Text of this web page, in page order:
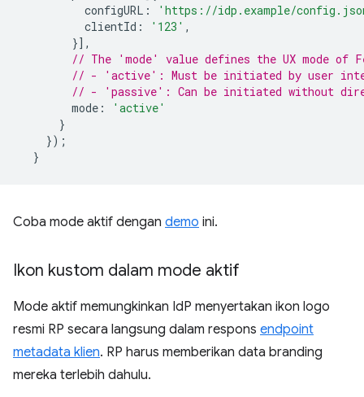
configURL :
'https://idp.example/
clientId : '123' ,
}],
// The 'mode' value defines the UX mode of
// - 'active': Must be initiated by user
// - 'passive': Can be initiated without
mode :
'active'
}
});
}
Coba mode aktif dengan demo ini.
Ikon kustom dalam mode aktif
Mode aktif memungkinkan IdP menyertakan ikon logo
resmi RP secara langsung dalam respons endpoint
metadata klien. RP harus memberikan data branding
mereka terlebih dahulu.